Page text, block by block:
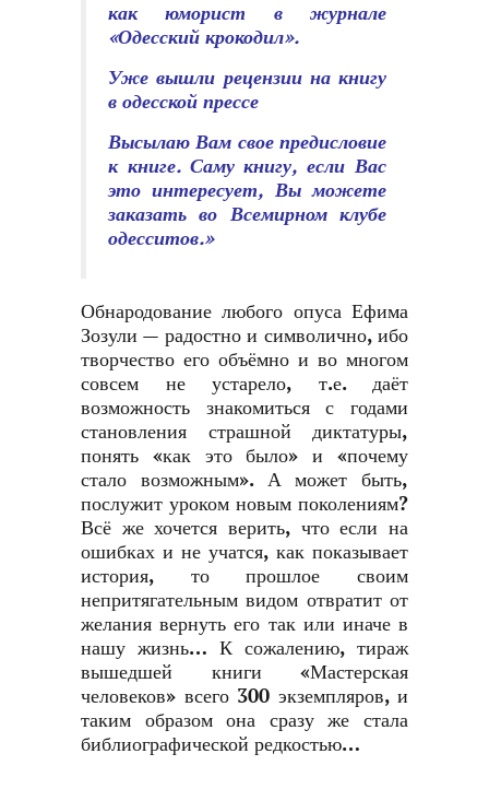
как юморист в журнале
«Одесский крокодил».
Уже вышли рецензии на книгу
в одесской прессе
Высылаю Вам свое предисловие
к книге. Саму книгу, если Вас
это интересует, Вы можете
заказать во Всемирном клубе
одесситов.»
Обнародование любого опуса Ефима
Зозули — радостно и символично, ибо
творчество его объёмно и во многом
совсем не устарело, т.е. даёт
возможность знакомиться с годами
становления страшной диктатуры,
понять «как это было» и «почему
стало возможным». А может быть,
послужит уроком новым поколениям?
Всё же хочется верить, что если на
ошибках и не учатся, как показывает
история, то прошлое своим
непритягательным видом отвратит от
желания вернуть его так или иначе в
нашу жизнь… К сожалению, тираж
вышедшей книги «Мастерская
человеков» всего 300 экземпляров, и
таким образом она сразу же стала
библиографической редкостью…